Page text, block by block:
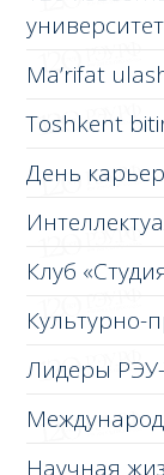
Ma’rifat
Toshkent
День
Клуб
Культурно-
Лидеры
Научная